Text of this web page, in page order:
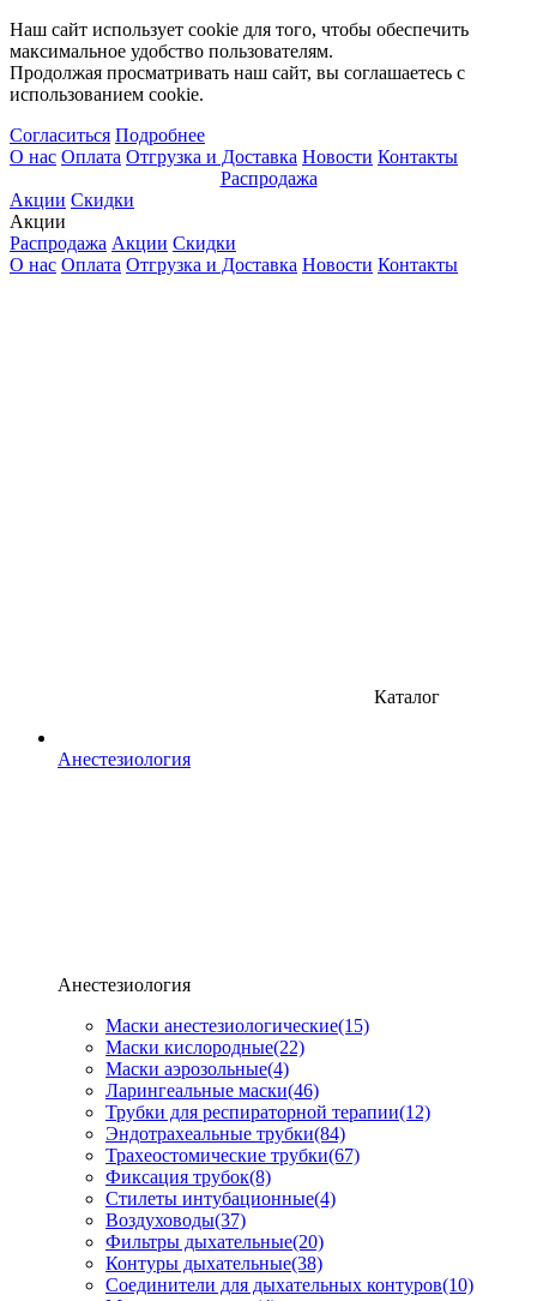
Наш сайт использует cookie для того, чтобы обеспечить
максимальное удобство пользователям.
Продолжая просматривать наш сайт, вы соглашаетесь с
использованием cookie.
Согласиться Подробнее
О нас Оплата Отгрузка и Доставка Новости Контакты
Распродажа
Акции Скидки
Акции
Распродажа Акции Скидки
О нас Оплата Отгрузка и Доставка Новости Контакты
Каталог
Анестезиология
Анестезиология
Маски анестезиологические(15)
Маски кислородные(22)
Маски аэрозольные(4)
Ларингеальные маски(46)
Трубки для респираторной терапии(12)
Эндотрахеальные трубки(84)
Трахеостомические трубки(67)
Фиксация трубок(8)
Стилеты интубационные(4)
Воздуховоды(37)
Фильтры дыхательные(20)
Контуры дыхательные(38)
Соединители для дыхательных контуров(10)